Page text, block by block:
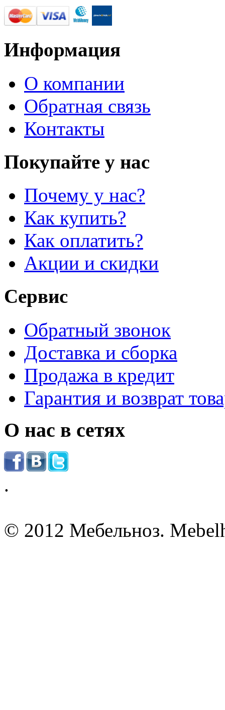
Информация
О компании
Обратная связь
Контакты
Покупайте у нас
Почему у нас?
Как купить?
Как оплатить?
Акции и скидки
Сервис
Обратный звонок
Доставка и сборка
Продажа в кредит
Гарантия и возврат
О нас в сетях
.
© 2012 Мебельноз.